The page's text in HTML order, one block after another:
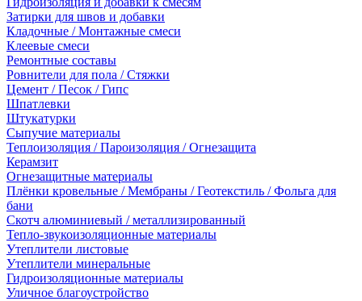
Затирки для швов и добавки
Кладочные / Монтажные смеси
Клеевые смеси
Ремонтные составы
Ровнители для пола / Стяжки
Цемент / Песок / Гипс
Шпатлевки
Штукатурки
Сыпучие материалы
Теплоизоляция / Пароизоляция / Огнезащита
Керамзит
Огнезащитные материалы
Плёнки кровельные / Мембраны / Геотекстиль / Фольга для
бани
Скотч алюминиевый / металлизированный
Тепло-звукоизоляционные материалы
Утеплители листовые
Утеплители минеральные
Гидроизоляционные материалы
Уличное благоустройство